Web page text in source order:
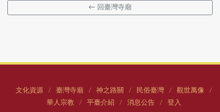
← 回臺灣寺廟
文化資源 / 臺灣寺廟 / 神之路關 / 民俗臺灣 / 觀世萬像 /
華人宗教 / 平臺介紹 / 消息公告 / 登入